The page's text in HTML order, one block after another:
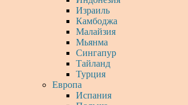
Израиль
Камбоджа
Малайзия
Мьянма
Сингапур
Тайланд
Турция
Европа
Испания